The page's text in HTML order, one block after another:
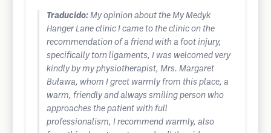
Traducido: My opinion about the My Medyk
Hanger Lane clinic I came to the clinic on the
recommendation of a friend with a foot injury,
specifically torn ligaments, I was welcomed very
kindly by my physiotherapist, Mrs. Margaret
Buława, whom I greet warmly from this place, a
warm, friendly and always smiling person who
approaches the patient with full
professionalism, I recommend warmly, also